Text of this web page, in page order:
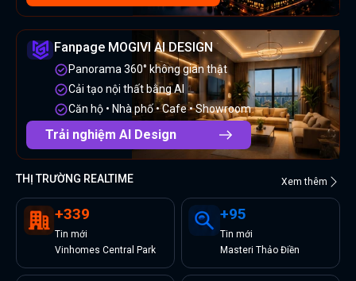
Fanpage MOGIVI AI DESIGN
Panorama 360° không gian thật
Cải tạo nội thất bằng AI
Căn hộ • Nhà phố • Cafe • Showroom
Trải nghiệm AI Design
THỊ TRƯỜNG REALTIME Xem thêm
+339
Tin mới
Vinhomes Central Park
+95
Tin mới
Masteri Thảo Điền